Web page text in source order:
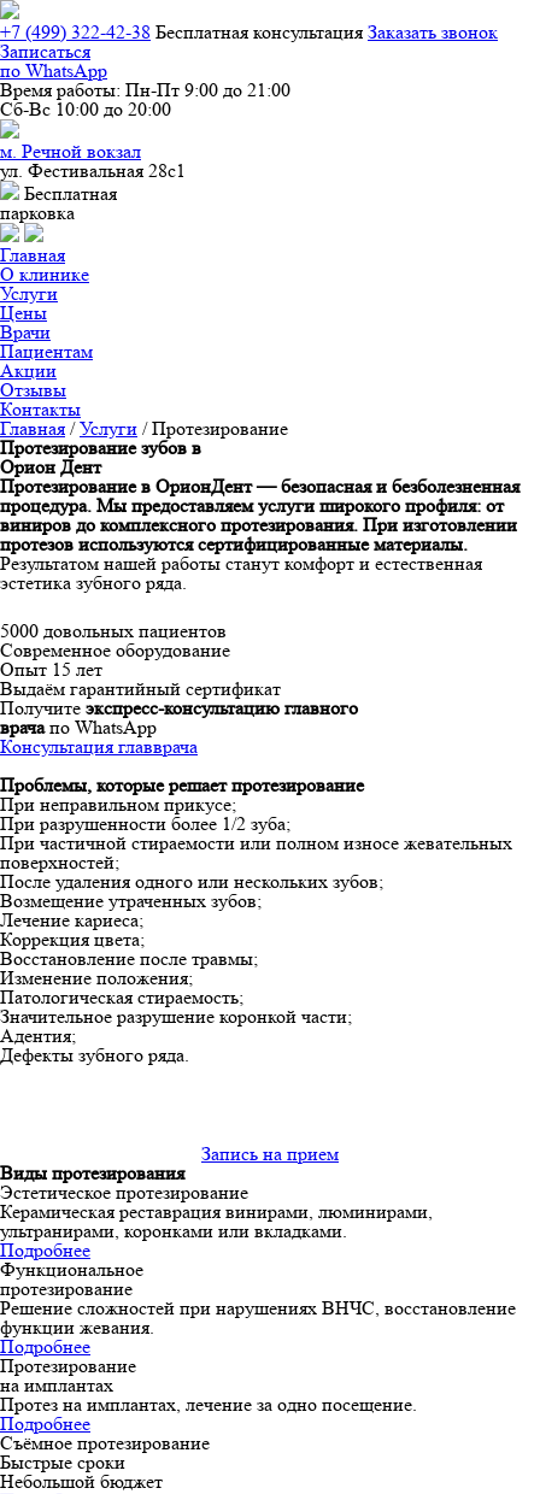
+7 (499) 322-42-38 Бесплатная конcультация Заказать звонок
Записаться
по WhatsApp
Время работы: Пн-Пт 9:00 до 21:00
Сб-Вс 10:00 до 20:00
м. Речной вокзал
ул. Фестивальная 28с1
Бесплатная
парковка
Главная
О клинике
Услуги
Цены
Врачи
Пациентам
Акции
Отзывы
Контакты
Главная /Услуги /Протезирование
Протезирование зубов в
Орион Дент
Протезирование в ОрионДент — безопасная и безболезненная
процедура. Мы предоставляем услуги широкого профиля: от
виниров до комплексного протезирования. При изготовлении
протезов используются сертифицированные материалы.
Результатом нашей работы станут комфорт и естественная
эстетика зубного ряда.
5000 довольных пациентов
Современное оборудование
Опыт 15 лет
Выдаём гарантийный сертификат
Получите экспресс-консультацию главного
врачапо WhatsApp
Консультация главврача
Проблемы, которые решает протезирование
При неправильном прикусе;
При разрушенности более 1/2 зуба;
При частичной стираемости или полном износе жевательных
поверхностей;
После удаления одного или нескольких зубов;
Возмещение утраченных зубов;
Лечение кариеса;
Коррекция цвета;
Восстановление после травмы;
Изменение положения;
Патологическая стираемость;
Значительное разрушение коронкой части;
Адентия;
Дефекты зубного ряда.
Запись на прием
Виды протезирования
Эстетическое протезирование
Керамическая реставрация винирами, люминирами,
ультранирами, коронками или вкладками.
Подробнее
Функциональное
протезирование
Решение сложностей при нарушениях ВНЧС, восстановление
функции жевания.
Подробнее
Протезирование
на имплантах
Протез на имплантах, лечение за одно посещение.
Подробнее
Съёмное протезирование
Быстрые сроки
Небольшой бюджет